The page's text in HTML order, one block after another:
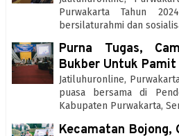
Purwakarta Tahun
bersilaturahmi dan
Purna Tugas,
Bukber Untuk Pamit
Jatiluhuronline,
puasa bersama di
Kabupaten Purwakarta,
Kecamatan Bojong,